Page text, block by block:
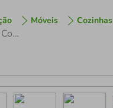
Móveis Cozinhas
Armário de Cozinha Compacta Xangai 9 Portas Multimóveis Branco